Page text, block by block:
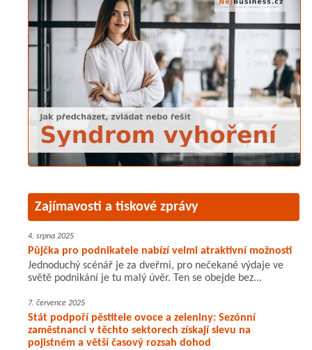
Zajímavosti a tiskové zprávy
4. srpna 2025
Půjčka pro podnikatele nabízí velmi atraktivní možnosti
Jednoduchý scénář je za dveřmi, pro nečekané výdaje ve
světě podnikání je tu malý úvěr. Ten se obejde bez...
7. července 2025
Stát podpoří pěstitele ovoce a zeleniny: Sezónní
zaměstnanci v těchto sektorech získají slevu na
pojistném a větší časový rozsah dohod